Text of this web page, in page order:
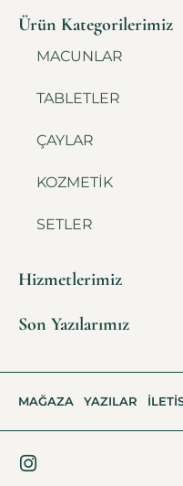
Ürün Kategorilerimiz
MACUNLAR
TABLETLER
ÇAYLAR
KOZMETİK
SETLER
Hizmetlerimiz
Son Yazılarımız
MAĞAZA YAZILAR